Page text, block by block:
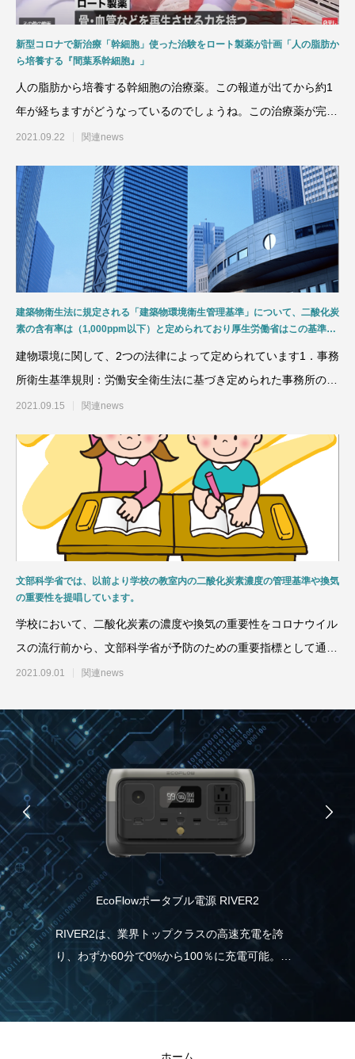
新型コロナで新治療「幹細胞」使った治験をロート製薬が計画「人の脂肪か
ら培養する『間葉系幹細胞』」
人の脂肪から培養する幹細胞の治療薬。この報道が出てから約1
年が経ちますがどうなっているのでしょうね。この治療薬が完成
すれば、今問題になってい
2021.09.22 関連news
建築物衛生法に規定される「建築物環境衛生管理基準」について、二酸化炭
素の含有率は（1,000ppm以下）と定められており厚生労働省はこの基準に
建物環境に関して、2つの法律によって定められています1．事務
所衛生基準規則：労働安全衛生法に基づき定められた事務所の衛
生基準を定めた厚生労働
2021.09.15 関連news
文部科学省では、以前より学校の教室内の二酸化炭素濃度の管理基準や換気
の重要性を提唱しています。
学校において、二酸化炭素の濃度や換気の重要性をコロナウイル
スの流行前から、文部科学省が予防のための重要指標として通達
を出しています！ 人が
2021.09.01 関連news
憶
EcoFlowポータブル電源 RIVER2
RIVER2は、業界トップクラスの高速充電を誇
り、わずか60分で0%から100％に充電可能。こ
れは、一般的なポータブル電源と比べて5倍速
く、従来モデルより38％も充電時間の短縮が実
現しました。急に電気が必要な場合でも、